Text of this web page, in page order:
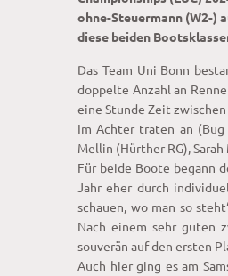
ohne-Steuermann (W2-)
diese beiden
Das Team Uni Bonn
doppelte Anzahl an
eine Stunde Zeit
Im Achter traten an (Bug
Mellin (Hürther RG),
Für beide Boote begann
Jahr eher durch
schauen, wo man so
Nach einem sehr guten
souverän auf den ersten
Auch hier ging es am